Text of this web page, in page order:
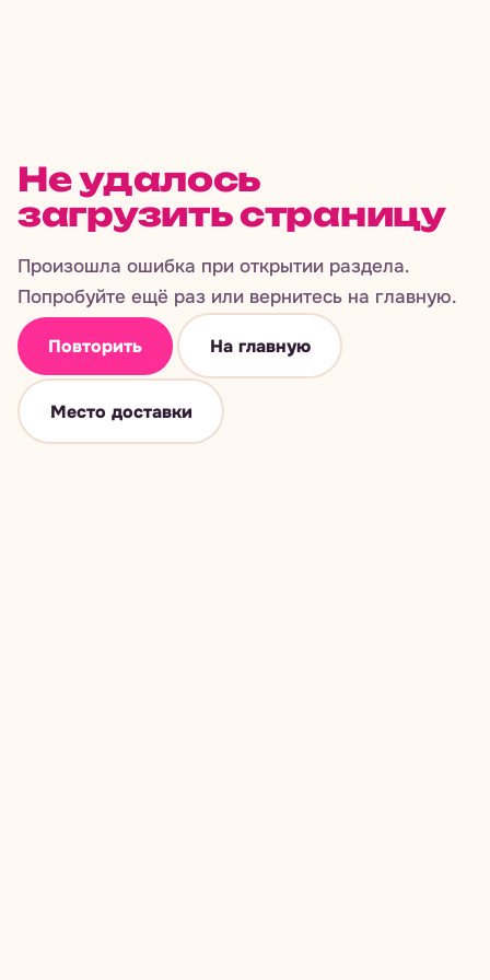
Не удалось
загрузить страницу
Произошла ошибка при открытии раздела.
Попробуйте ещё раз или вернитесь на главную.
Повторить На главную
Место доставки